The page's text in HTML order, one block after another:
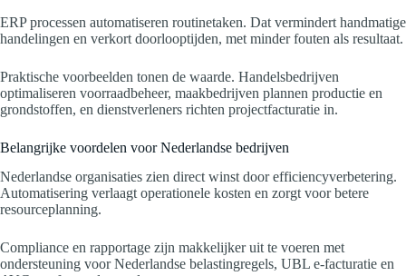
ERP processen automatiseren routinetaken. Dat vermindert handmatige
handelingen en verkort doorlooptijden, met minder fouten als resultaat.
Praktische voorbeelden tonen de waarde. Handelsbedrijven
optimaliseren voorraadbeheer, maakbedrijven plannen productie en
grondstoffen, en dienstverleners richten projectfacturatie in.
Belangrijke voordelen voor Nederlandse bedrijven
Nederlandse organisaties zien direct winst door efficiencyverbetering.
Automatisering verlaagt operationele kosten en zorgt voor betere
resourceplanning.
Compliance en rapportage zijn makkelijker uit te voeren met
ondersteuning voor Nederlandse belastingregels, UBL e-facturatie en